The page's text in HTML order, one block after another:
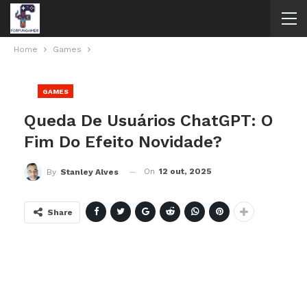
Home Games
GAMES
Queda De Usuários ChatGPT: O
Fim Do Efeito Novidade?
By Stanley Alves On 12 out, 2025
Share